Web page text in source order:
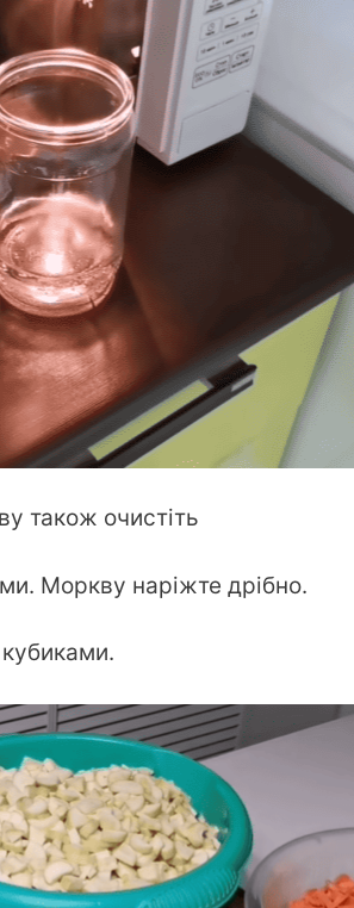
також очистіть
Моркву наріжте дрібно.